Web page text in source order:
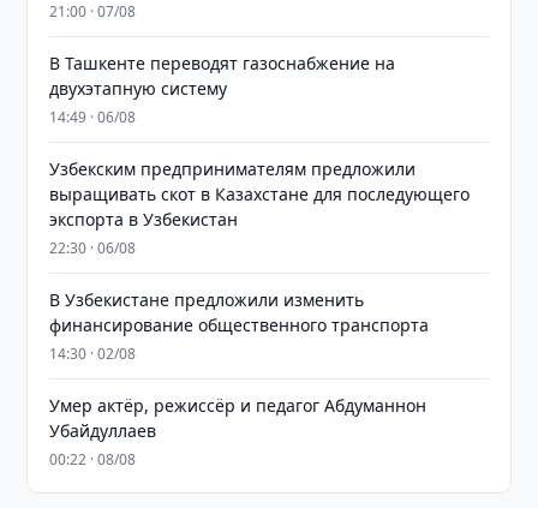
21:00 · 07/08
В Ташкенте переводят газоснабжение на
двухэтапную систему
14:49 · 06/08
Узбекским предпринимателям предложили
выращивать скот в Казахстане для последующего
экспорта в Узбекистан
22:30 · 06/08
В Узбекистане предложили изменить
финансирование общественного транспорта
14:30 · 02/08
Умер актёр, режиссёр и педагог Абдуманнон
Убайдуллаев
00:22 · 08/08